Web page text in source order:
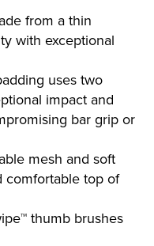
from a thin
with exceptional
uses two
impact and
bar grip or
mesh and soft
comfortable top of
thumb brushes